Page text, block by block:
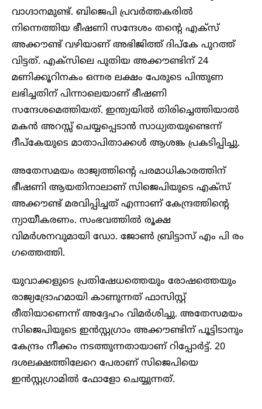
വാഗ്ദാനമുണ്ട്. ബിജെപി പ്രവര്‍ത്തകരില്‍
നിന്നെത്തിയ ഭീഷണി സന്ദേശം തന്റെ എക്‌സ്
അക്കൗണ്ട് വഴിയാണ് അഭിജിത്ത് ദിപ്കേ പുറത്ത്
വിട്ടത്. എക്‌സിലെ പുതിയ അക്കൗണ്ടിന് 24
മണിക്കൂറിനകം ഒന്നര ലക്ഷം പേരുടെ പിന്തുണ
ലഭിച്ചതിന് പിന്നാലെയാണ് ഭീഷണി
സന്ദേശമെത്തിയത്. ഇന്ത്യയില്‍ തിരിച്ചെത്തിയാല്‍
മകന്‍ അറസ്സ് ചെയ്യപ്പെടാൻ സാധ്യതയുണ്ടെന്ന്
ദീപ്കേയുടെ മാതാപിതാക്കള്‍ ആശങ്ക പ്രകടിപ്പിച്ചു.
അതേസമയം രാജ്യത്തിന്റെ പരമാധികാരത്തിന്
ഭീഷണി ആയതിനാലാണ് സിജെപിയുടെ എക്‌സ്
അക്കൗണ്ട് മരവിപ്പിച്ചത് എന്നാണ് കേന്ദ്രത്തിന്റെ
ന്യായീകരണം. സംഭവത്തിൽ രൂക്ഷ
വിമർശനവുമായി ഡോ. ജോൺ ബ്രിട്ടാസ് എം പി രം​
ഗത്തെത്തി.
യുവാക്കളുടെ പ്രതിഷേധത്തെയും രോഷത്തെയും
രാജ്യദ്രോഹമായി കാണുന്നത് ഫാസിസ്റ്റ്
രീതിയാണെന്ന് അദ്ദേഹം വിമർശിച്ചു. അതേസമയം
സിജെപിയുടെ ഇന്‍സ്റ്റഗ്രാം അക്കൗണ്ടിന് പൂട്ടിടാനും
കേന്ദ്രം നീക്കം നടത്തുന്നതായാണ് റിപ്പോര്‍ട്ട്. 20
ദശലക്ഷത്തിലേറെ പേരാണ് സിജെപിയെ
ഇന്‍സ്റ്റഗ്രാമില്‍ ഫോളോ ചെയ്യുന്നത്.